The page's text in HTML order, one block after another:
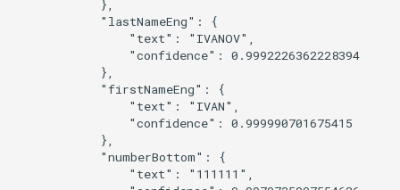
            },
            "lastNameEng": {
                "text": "IVANOV",
                "confidence": 0.9992226362228394
            },
            "firstNameEng": {
                "text": "IVAN",
                "confidence": 0.999990701675415
            },
            "numberBottom": {
                "text": "111111",